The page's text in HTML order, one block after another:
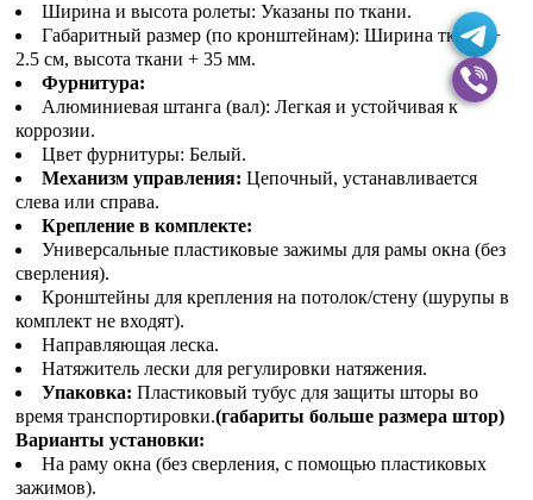
Ширина и высота ролеты: Указаны по ткани.
Габаритный размер (по кронштейнам): Ширина ткани +
2.5 см, высота ткани + 35 мм.
Фурнитура:
Алюминиевая штанга (вал): Легкая и устойчивая к
коррозии.
Цвет фурнитуры: Белый.
Механизм управления: Цепочный, устанавливается
слева или справа.
Крепление в комплекте:
Универсальные пластиковые зажимы для рамы окна (без
сверления).
Кронштейны для крепления на потолок/стену (шурупы в
комплект не входят).
Направляющая леска.
Натяжитель лески для регулировки натяжения.
Упаковка: Пластиковый тубус для защиты шторы во
время транспортировки.(габариты больше размера штор)
Варианты установки:
На раму окна (без сверления, с помощью пластиковых
зажимов).